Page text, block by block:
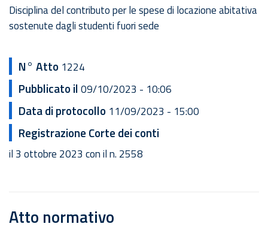
Disciplina del contributo per le spese di locazione abitativa
sostenute dagli studenti fuori sede
N° Atto 1224
Pubblicato il09/10/2023 - 10:06
Data di protocollo 11/09/2023 - 15:00
Registrazione Corte dei conti
il 3 ottobre 2023 con il n. 2558
Atto normativo